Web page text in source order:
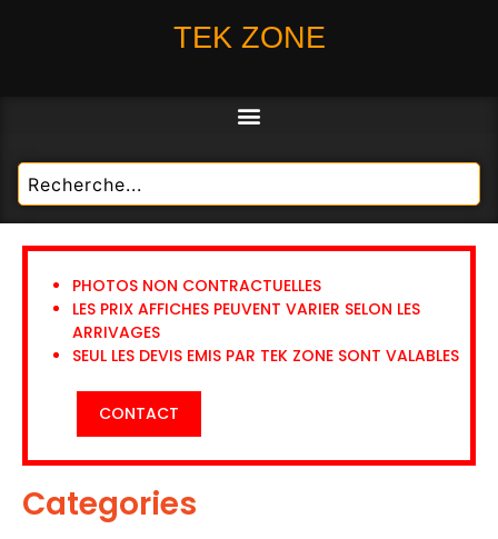
TEK ZONE
PHOTOS NON CONTRACTUELLES
LES PRIX AFFICHES PEUVENT VARIER SELON LES
ARRIVAGES
SEUL LES DEVIS EMIS PAR TEK ZONE SONT VALABLES
CONTACT
Categories